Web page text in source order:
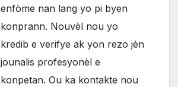
enfòme nan lang yo pi byen
konprann. Nouvèl nou yo
kredib e verifye ak yon rezo jèn
jounalis profesyonèl e
konpetan. Ou ka kontakte nou